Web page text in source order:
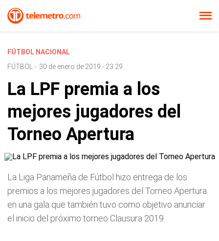
FÚTBOL NACIONAL
FÚTBOL
- 30 de enero de 2019 - 23:29
La LPF premia a los
mejores jugadores del
Torneo Apertura
La Liga Panameña de Fútbol hizo entrega de los
premios a los mejores jugadores del Torneo Apertura
en una gala que también tuvo como objetivo anunciar
el inicio del próximo torneo Clausura 2019.